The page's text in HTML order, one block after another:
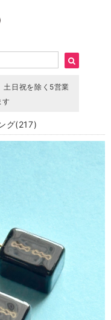
日祝を除く5営業
す
グ(217)